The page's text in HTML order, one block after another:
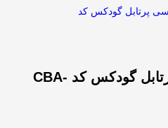
فون بک گراند عکاسی پرتابل گودکس کد CBA-